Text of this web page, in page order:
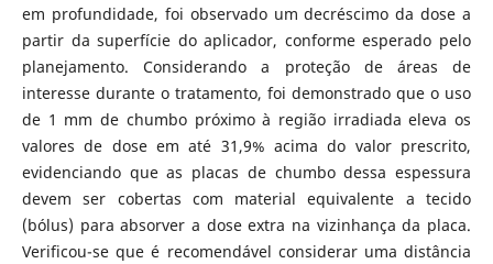
em profundidade, foi observado um decréscimo da dose a
partir da superfície do aplicador, conforme esperado pelo
planejamento. Considerando a proteção de áreas de
interesse durante o tratamento, foi demonstrado que o uso
de 1 mm de chumbo próximo à região irradiada eleva os
valores de dose em até 31,9% acima do valor prescrito,
evidenciando que as placas de chumbo dessa espessura
devem ser cobertas com material equivalente a tecido
(bólus) para absorver a dose extra na vizinhança da placa.
Verificou-se que é recomendável considerar uma distância